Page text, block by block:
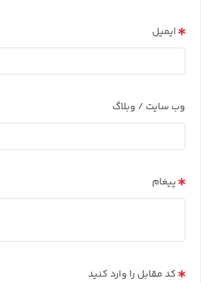
ایمیل
وب سایت / وبلاگ
پیغام
کد مقابل را وارد کنید